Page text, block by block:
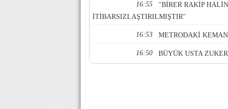
16:55
''BİRER RAKİP
İTİBARSIZLAŞTIRILMIŞTIR''
16:53 METRODAKİ
16:50 BÜYÜK USTA